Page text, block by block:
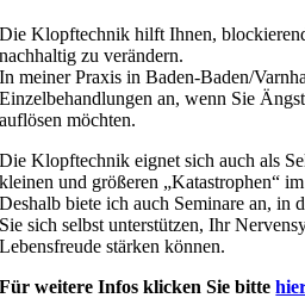
Die Klopftechnik hilft Ihnen,
nachhaltig zu verändern.
In meiner Praxis in Baden-Baden/
Einzelbehandlungen an, wenn Sie
auflösen möchten.
Die Klopftechnik eignet sich auch als
kleinen und größeren „Katastrophen“
Deshalb biete ich auch Seminare an, in
Sie sich selbst unterstützen, Ihr
Lebensfreude stärken können.
Für weitere Infos klicken Sie bitte